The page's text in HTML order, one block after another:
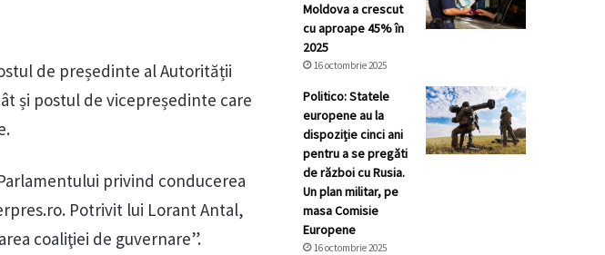
de președinte al Autorității
și postul de vicepreședinte care
privind conducerea
Potrivit lui Lorant Antal,
coaliţiei de guvernare”.
Moldova a crescut
cu aproape 45% în
2025
16 octombrie 2025
Politico: Statele
europene au la
dispoziție cinci ani
pentru a se pregăti
de război cu Rusia.
Un plan militar, pe
masa Comisie
Europene
16 octombrie 2025